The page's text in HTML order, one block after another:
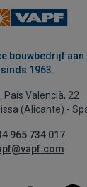
bouwbedrijf aan
sinds 1963.
País Valencià, 22
(Alicante) -
965 734 017